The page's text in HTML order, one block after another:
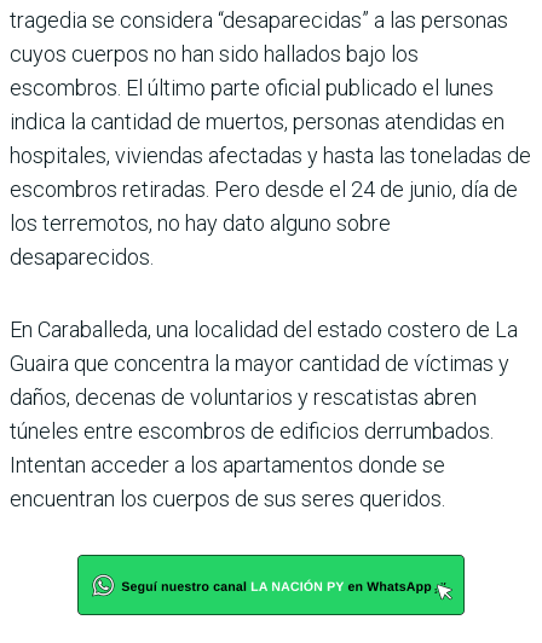
tragedia se considera “desaparecidas” a las personas
cuyos cuerpos no han sido hallados bajo los
escombros. El último parte oficial publicado el lunes
indica la cantidad de muertos, personas atendidas en
hospitales, viviendas afectadas y hasta las toneladas de
escombros retiradas. Pero desde el 24 de junio, día de
los terremotos, no hay dato alguno sobre
desaparecidos.
En Caraballeda, una localidad del estado costero de La
Guaira que concentra la mayor cantidad de víctimas y
daños, decenas de voluntarios y rescatistas abren
túneles entre escombros de edificios derrumbados.
Intentan acceder a los apartamentos donde se
encuentran los cuerpos de sus seres queridos.